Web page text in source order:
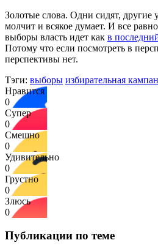
Золотые слова. Одни сидят, другие
молчит и всякое думает. И все
выборы власть идет как в
Потому что если посмотреть в
перспективы нет.
Тэги: выборы избирательная
Нравится
0
Супер
0
Смешно
0
Удивительно
0
Грустно
0
Злюсь
0
Публикации по теме